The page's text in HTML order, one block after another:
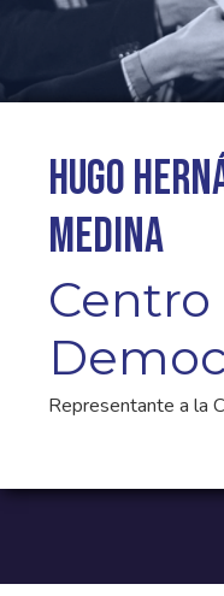
Hugo
Medina
Centro
Representante a la